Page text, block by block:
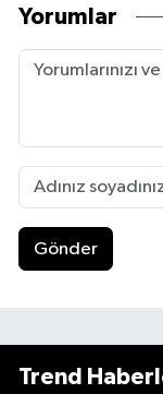
Yorumlar
Gönder
Trend